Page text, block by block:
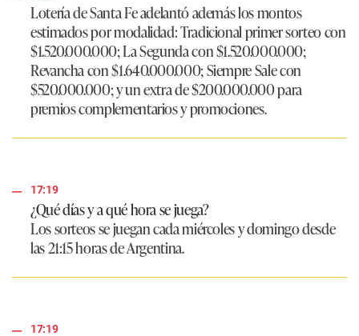
Lotería de Santa Fe adelantó además los montos
estimados por modalidad: Tradicional primer sorteo con
$1.520.000.000; La Segunda con $1.520.000.000;
Revancha con $1.640.000.000; Siempre Sale con
$520.000.000; y un extra de $200.000.000 para
premios complementarios y promociones.
17:19
¿Qué días y a qué hora se juega?
Los sorteos se juegan cada miércoles y domingo desde
las 21:15 horas de Argentina.
17:19